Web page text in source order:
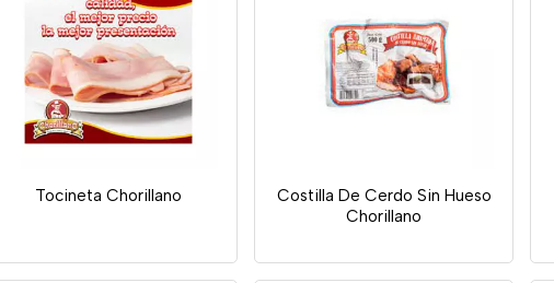
Tocineta Chorillano
Costilla De Cerdo Sin Hueso
Chorillano